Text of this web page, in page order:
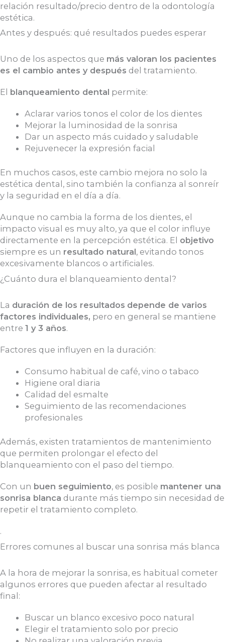
relación resultado/precio dentro de la odontología
estética.
Antes y después: qué resultados puedes esperar
Uno de los aspectos que más valoran los pacientes
es el cambio antes y después del tratamiento.
El blanqueamiento dental permite:
Aclarar varios tonos el color de los dientes
Mejorar la luminosidad de la sonrisa
Dar un aspecto más cuidado y saludable
Rejuvenecer la expresión facial
En muchos casos, este cambio mejora no solo la
estética dental, sino también la confianza al sonreír
y la seguridad en el día a día.
Aunque no cambia la forma de los dientes, el
impacto visual es muy alto, ya que el color influye
directamente en la percepción estética. El objetivo
siempre es un resultado natural, evitando tonos
excesivamente blancos o artificiales.
¿Cuánto dura el blanqueamiento dental?
La duración de los resultados depende de varios
factores individuales, pero en general se mantiene
entre 1 y 3 años.
Factores que influyen en la duración:
Consumo habitual de café, vino o tabaco
Higiene oral diaria
Calidad del esmalte
Seguimiento de las recomendaciones
profesionales
Además, existen tratamientos de mantenimiento
que permiten prolongar el efecto del
blanqueamiento con el paso del tiempo.
Con un buen seguimiento, es posible mantener una
sonrisa blanca durante más tiempo sin necesidad de
repetir el tratamiento completo.
.
Errores comunes al buscar una sonrisa más blanca
A la hora de mejorar la sonrisa, es habitual cometer
algunos errores que pueden afectar al resultado
final:
Buscar un blanco excesivo poco natural
Elegir el tratamiento solo por precio